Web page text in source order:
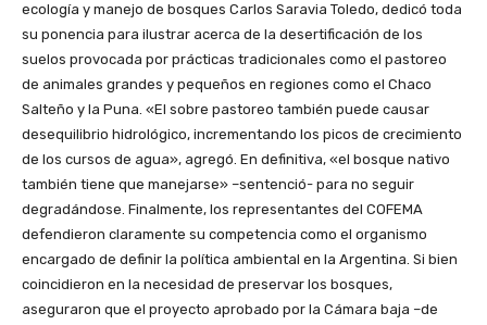
ecología y manejo de bosques Carlos Saravia Toledo, dedicó toda
su ponencia para ilustrar acerca de la desertificación de los
suelos provocada por prácticas tradicionales como el pastoreo
de animales grandes y pequeños en regiones como el Chaco
Salteño y la Puna. «El sobre pastoreo también puede causar
desequilibrio hidrológico, incrementando los picos de crecimiento
de los cursos de agua», agregó. En definitiva, «el bosque nativo
también tiene que manejarse» –sentenció- para no seguir
degradándose. Finalmente, los representantes del COFEMA
defendieron claramente su competencia como el organismo
encargado de definir la política ambiental en la Argentina. Si bien
coincidieron en la necesidad de preservar los bosques,
aseguraron que el proyecto aprobado por la Cámara baja –de